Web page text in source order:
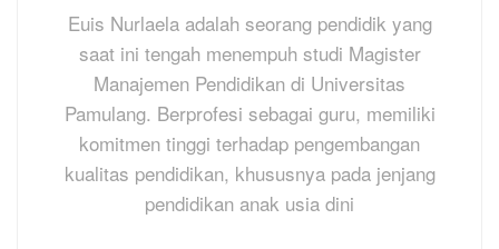
Euis Nurlaela adalah seorang pendidik yang
saat ini tengah menempuh studi Magister
Manajemen Pendidikan di Universitas
Pamulang. Berprofesi sebagai guru, memiliki
komitmen tinggi terhadap pengembangan
kualitas pendidikan, khususnya pada jenjang
pendidikan anak usia dini